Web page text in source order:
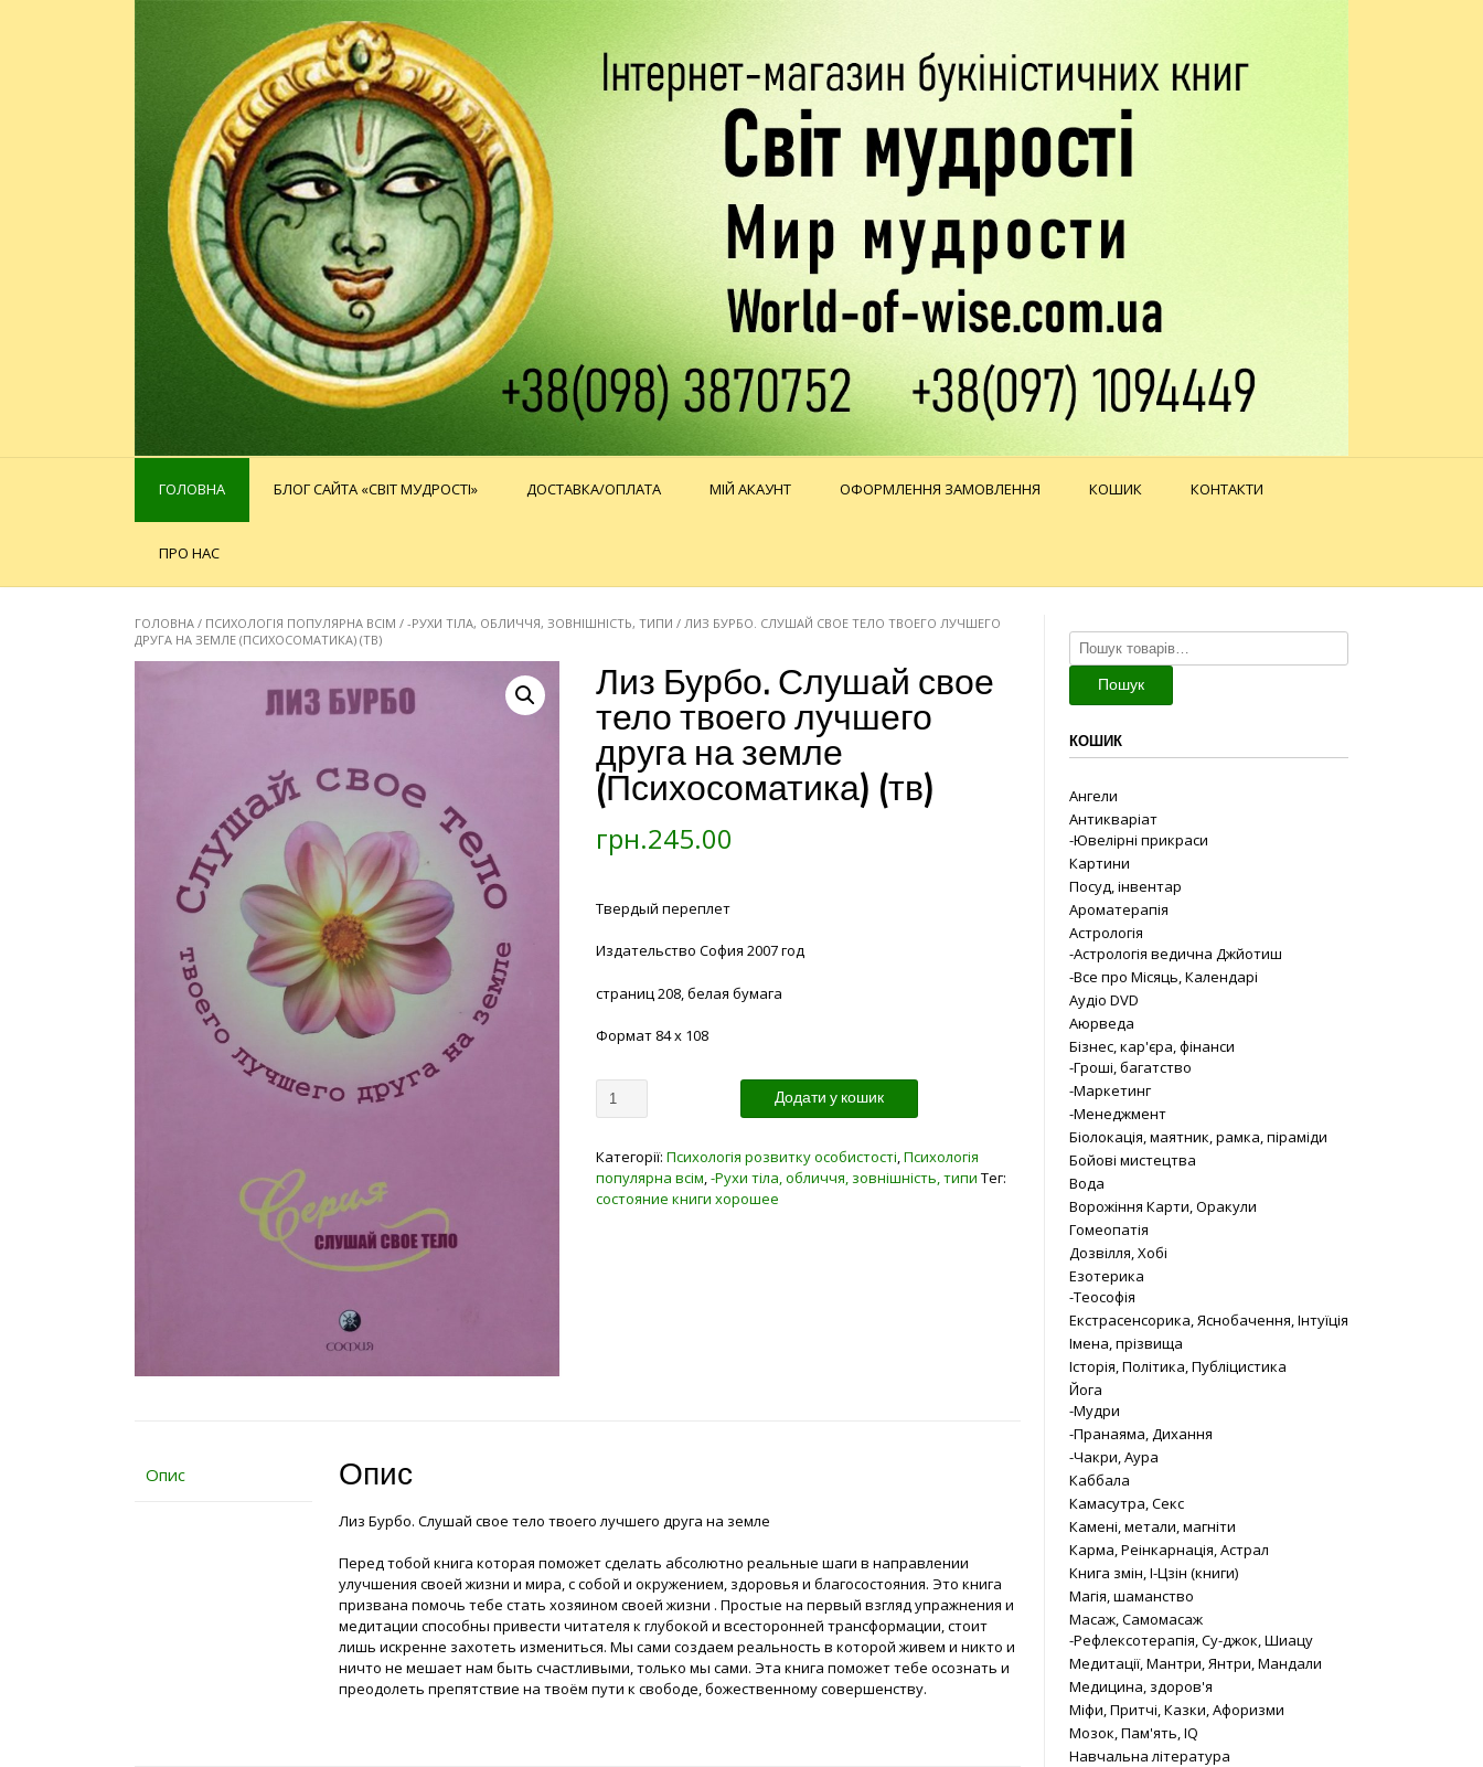
ГОЛОВНА БЛОГ САЙТА «СВІТ МУДРОСТІ» ДОСТАВКА/ОПЛАТА МІЙ АКАУНТ ОФОРМЛЕННЯ ЗАМОВЛЕННЯ КОШИК КОНТАКТИ
ПРО НАС
ГОЛОВНА / ПСИХОЛОГІЯ ПОПУЛЯРНА ВСІМ / -РУХИ ТІЛА, ОБЛИЧЧЯ, ЗОВНІШНІСТЬ, ТИПИ / ЛИЗ БУРБО. СЛУШАЙ СВОЕ ТЕЛО ТВОЕГО ЛУЧШЕГО
ДРУГА НА ЗЕМЛЕ (ПСИХОСОМАТИКА) (ТВ)
Лиз Бурбо. Слушай свое
тело твоего лучшего
друга на земле
(Психосоматика) (тв)
грн.245.00
Твердый переплет
Издательство София 2007 год
страниц 208, белая бумага
Формат 84 х 108
Кількість Додати у кошик
Категорії: Психологія розвитку особистості,Психологія
популярна всім,-Рухи тіла, обличчя, зовнішність, типи Тег:
состояние книги хорошее
Опис Опис
Лиз Бурбо. Слушай свое тело твоего лучшего друга на земле
Перед тобой книга которая поможет сделать абсолютно реальные шаги в направлении
улучшения своей жизни и мира, с собой и окружением, здоровья и благосостояния. Это книга
призвана помочь тебе стать хозяином своей жизни . Простые на первый взгляд упражнения и
медитации способны привести читателя к глубокой и всесторонней трансформации, стоит
лишь искренне захотеть измениться. Мы сами создаем реальность в которой живем и никто и
ничто не мешает нам быть счастливыми, только мы сами. Эта книга поможет тебе осознать и
преодолеть препятствие на твоём пути к свободе, божественному совершенству.
Шукати:
Пошук
КОШИК
Ангели
Антикваріат
-Ювелірні прикраси
Картини
Посуд, інвентар
Ароматерапія
Астрологія
-Астрологія ведична Джйотиш
-Все про Місяць, Календарі
Аудіо DVD
Аюрведа
Бізнес, кар'єра, фінанси
-Гроші, багатство
-Маркетинг
-Менеджмент
Біолокація, маятник, рамка, піраміди
Бойові мистецтва
Вода
Ворожіння Карти, Оракули
Гомеопатія
Дозвілля, Хобі
Езотерика
-Теософія
Екстрасенсорика, Яснобачення, Інтуїція
Імена, прізвища
Історія, Політика, Публіцистика
Йога
-Мудри
-Пранаяма, Дихання
-Чакри, Аура
Каббала
Камасутра, Секс
Камені, метали, магніти
Карма, Реінкарнація, Астрал
Книга змін, І-Цзін (книги)
Магія, шаманство
Масаж, Самомасаж
-Рефлексотерапія, Су-джок, Шиацу
Медитації, Мантри, Янтри, Мандали
Медицина, здоров'я
Міфи, Притчі, Казки, Афоризми
Мозок, Пам'ять, IQ
Навчальна література